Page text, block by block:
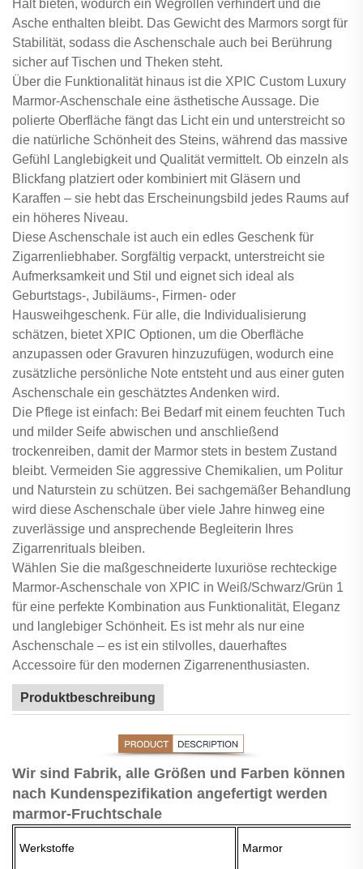
Halt bieten, wodurch ein Wegrollen verhindert und die
Asche enthalten bleibt. Das Gewicht des Marmors sorgt für
Stabilität, sodass die Aschenschale auch bei Berührung
sicher auf Tischen und Theken steht.
Über die Funktionalität hinaus ist die XPIC Custom Luxury
Marmor-Aschenschale eine ästhetische Aussage. Die
polierte Oberfläche fängt das Licht ein und unterstreicht so
die natürliche Schönheit des Steins, während das massive
Gefühl Langlebigkeit und Qualität vermittelt. Ob einzeln als
Blickfang platziert oder kombiniert mit Gläsern und
Karaffen – sie hebt das Erscheinungsbild jedes Raums auf
ein höheres Niveau.
Diese Aschenschale ist auch ein edles Geschenk für
Zigarrenliebhaber. Sorgfältig verpackt, unterstreicht sie
Aufmerksamkeit und Stil und eignet sich ideal als
Geburtstags-, Jubiläums-, Firmen- oder
Hausweihgeschenk. Für alle, die Individualisierung
schätzen, bietet XPIC Optionen, um die Oberfläche
anzupassen oder Gravuren hinzuzufügen, wodurch eine
zusätzliche persönliche Note entsteht und aus einer guten
Aschenschale ein geschätztes Andenken wird.
Die Pflege ist einfach: Bei Bedarf mit einem feuchten Tuch
und milder Seife abwischen und anschließend
trockenreiben, damit der Marmor stets in bestem Zustand
bleibt. Vermeiden Sie aggressive Chemikalien, um Politur
und Naturstein zu schützen. Bei sachgemäßer Behandlung
wird diese Aschenschale über viele Jahre hinweg eine
zuverlässige und ansprechende Begleiterin Ihres
Zigarrenrituals bleiben.
Wählen Sie die maßgeschneiderte luxuriöse rechteckige
Marmor-Aschenschale von XPIC in Weiß/Schwarz/Grün 1
für eine perfekte Kombination aus Funktionalität, Eleganz
und langlebiger Schönheit. Es ist mehr als nur eine
Aschenschale – es ist ein stilvolles, dauerhaftes
Accessoire für den modernen Zigarrenenthusiasten.
Produktbeschreibung
Wir sind Fabrik, alle Größen und Farben können
nach Kundenspezifikation angefertigt werden
marmor-Fruchtschale
Werkstoffe Marmor